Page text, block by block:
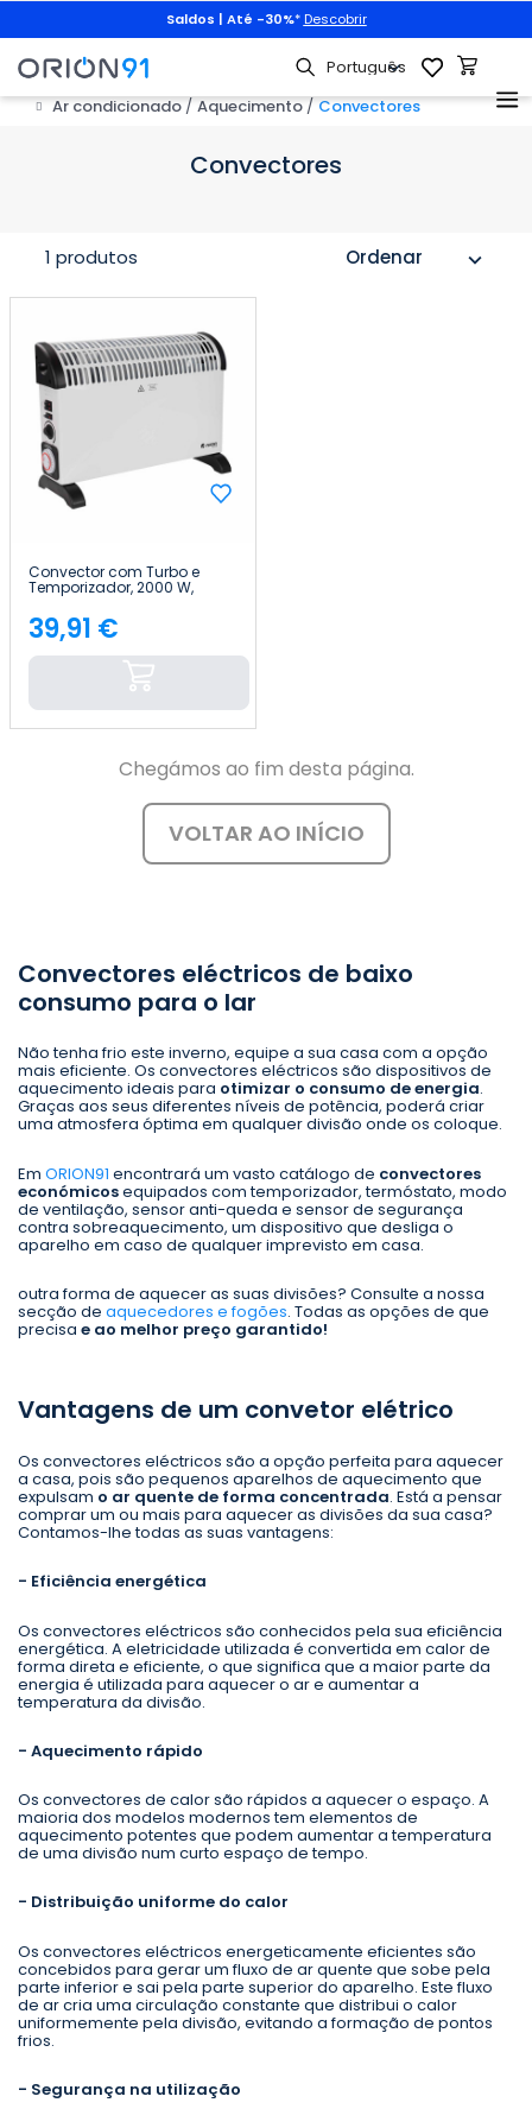
Saldos | Até -30%* Descobrir
Ar condicionado Aquecimento Convectores
Convectores
Ordenar expand_more
1 produtos
Convector com Turbo e
Temporizador, 2000 W,
Branco Thinia Home
Preço
39,91 €
Chegámos ao fim desta página.
VOLTAR AO INÍCIO
Convectores eléctricos de baixo
consumo para o lar
Não tenha frio este inverno, equipe a sua casa com a opção
mais eficiente. Os convectores eléctricos são dispositivos de
aquecimento ideais para otimizar o consumo de energia.
Graças aos seus diferentes níveis de potência, poderá criar
uma atmosfera óptima em qualquer divisão onde os coloque.
Em ORION91 encontrará um vasto catálogo de convectores
económicosequipados com temporizador, termóstato, modo
de ventilação, sensor anti-queda e sensor de segurança
contra sobreaquecimento, um dispositivo que desliga o
aparelho em caso de qualquer imprevisto em casa.
outra forma de aquecer as suas divisões? Consulte a nossa
secção de aquecedores e fogões. Todas as opções de que
precisa e ao melhor preço garantido!
Vantagens de um convetor elétrico
Os convectores eléctricos são a opção perfeita para aquecer
a casa, pois são pequenos aparelhos de aquecimento que
expulsam o ar quente de forma concentrada. Está a pensar
comprar um ou mais para aquecer as divisões da sua casa?
Contamos-lhe todas as suas vantagens:
- Eficiência energética
Os convectores eléctricos são conhecidos pela sua eficiência
energética. A eletricidade utilizada é convertida em calor de
forma direta e eficiente, o que significa que a maior parte da
energia é utilizada para aquecer o ar e aumentar a
temperatura da divisão.
- Aquecimento rápido
Os convectores de calor são rápidos a aquecer o espaço. A
maioria dos modelos modernos tem elementos de
aquecimento potentes que podem aumentar a temperatura
de uma divisão num curto espaço de tempo.
- Distribuição uniforme do calor
Os convectores eléctricos energeticamente eficientes são
concebidos para gerar um fluxo de ar quente que sobe pela
parte inferior e sai pela parte superior do aparelho. Este fluxo
de ar cria uma circulação constante que distribui o calor
uniformemente pela divisão, evitando a formação de pontos
frios.
- Segurança na utilização